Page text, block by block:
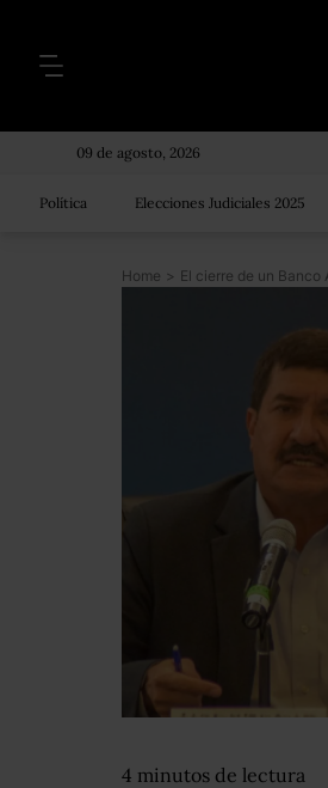
09 de agosto, 2026
Política Elecciones Judiciales 2025
Home >
4 minutos de lectura